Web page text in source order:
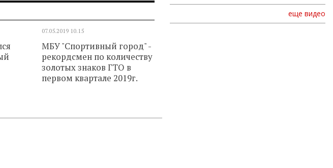
07.05.2019 10.15
МБУ "Спортивный город" -
рекордсмен по количеству
золотых знаков ГТО в
первом квартале 2019г.
еще видео